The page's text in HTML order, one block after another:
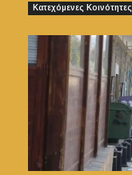
Κατεχόμενες Κοινότητες